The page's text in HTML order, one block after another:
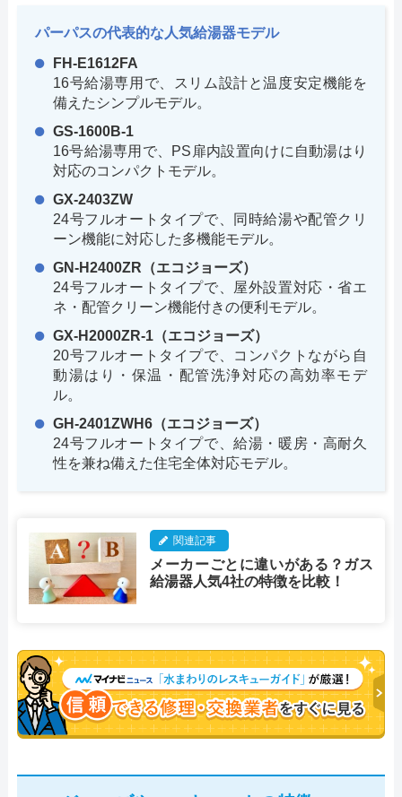
パーパスの代表的な人気給湯器モデル
FH-E1612FA
16号給湯専用で、スリム設計と温度安定機能を
備えたシンプルモデル。
GS-1600B-1
16号給湯専用で、PS扉内設置向けに自動湯はり
対応のコンパクトモデル。
GX-2403ZW
24号フルオートタイプで、同時給湯や配管クリ
ーン機能に対応した多機能モデル。
GN-H2400ZR（エコジョーズ）
24号フルオートタイプで、屋外設置対応・省エ
ネ・配管クリーン機能付きの便利モデル。
GX-H2000ZR-1（エコジョーズ）
20号フルオートタイプで、コンパクトながら自
動湯はり・保温・配管洗浄対応の高効率モデ
ル。
GH-2401ZWH6（エコジョーズ）
24号フルオートタイプで、給湯・暖房・高耐久
性を兼ね備えた住宅全体対応モデル。
関連記事
メーカーごとに違いがある？ガス
給湯器人気4社の特徴を比較！